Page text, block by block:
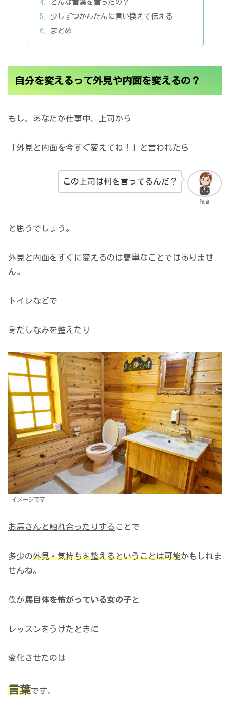
どんな言葉を言ったの？
少しずつかんたんに言い換えて伝える
まとめ
自分を変えるって外見や内面を変えるの？
もし、あなたが仕事中、上司から
「外見と内面を今すぐ変えてね！」と言われたら
読者
この上司は何を言ってるんだ？
と思うでしょう。
外見と内面をすぐに変えるのは簡単なことではありませ
ん。
トイレなどで
身だしなみを整えたり
イメージです
お馬さんと触れ合ったりする ことで
多少の外見・気持ちを整えるということは可能かもしれま
せんね。
僕が馬自体を怖がっている女の子と
レッスンをうけたときに
変化させたのは
言葉です。